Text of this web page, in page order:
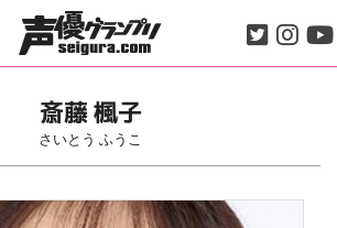
斎藤 楓子
さいとう ふうこ